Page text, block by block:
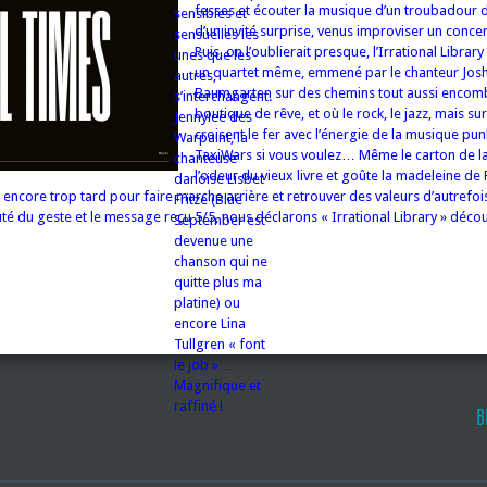
sensibles et
sensuelles les
unes que les
autres,
s’interchangent.
Jennylee des
Warpaint, la
chanteuse
danoise Lisbet
Fritze (Blue
September est
devenue une
chanson qui ne
quitte plus ma
platine) ou
encore Lina
Tullgren « font
le job »…
Magnifique et
raffiné !
fesses et écouter la musique d’un troubadour
d’un invité surprise, venus improviser un
Puis, on l’oublierait presque, l’Irrational
un quartet même, emmené par le chanteur
Baumgarten sur des chemins tout aussi
boutique de rêve, et où le rock, le jazz, mais
croisent le fer avec l’énergie de la musique
TaxiWars si vous voulez… Même le carton de
l’odeur du vieux livre et goûte la madeleine de
encore trop tard pour faire marche arrière et retrouver des valeurs
du geste et le message reçu 5/5, nous déclarons « Irrational Library »